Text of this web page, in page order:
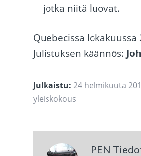
jotka niitä luovat.
Quebecissa lokakuussa
Julistuksen käännös:
Julkaistu: 24 helmikuuta
yleiskokous
PEN